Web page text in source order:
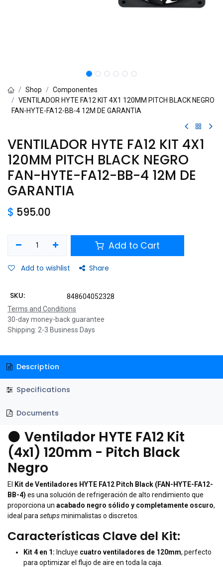
Shop
Componentes
VENTILADOR HYTE FA12 KIT 4X1 120MM PITCH BLACK NEGRO
FAN-HYTE-FA12-BB-4 12M DE GARANTIA
VENTILADOR HYTE FA12 KIT 4X1
120MM PITCH BLACK NEGRO
FAN-HYTE-FA12-BB-4 12M DE
GARANTIA
$ 595.00
Add to Cart
Add to wishlist Share
SKU:
848604052328
Terms and Conditions
30-day money-back guarantee
Shipping: 2-3 Business Days
Description
Specifications
Documents
⚫ Ventilador HYTE FA12 Kit
(4x1) 120mm - Pitch Black
Negro
El
Kit de Ventiladores HYTE FA12 Pitch Black (FAN-HYTE-FA12-
BB-4) es una solución de refrigeración de alto rendimiento que
proporciona un acabado negro sólido y completamente oscuro,
ideal para setupsminimalistas o discretos.
Características Clave del Kit:
Kit 4 en 1: Incluye cuatro ventiladores de 120mm, perfecto
para optimizar el flujo de aire en toda la caja.